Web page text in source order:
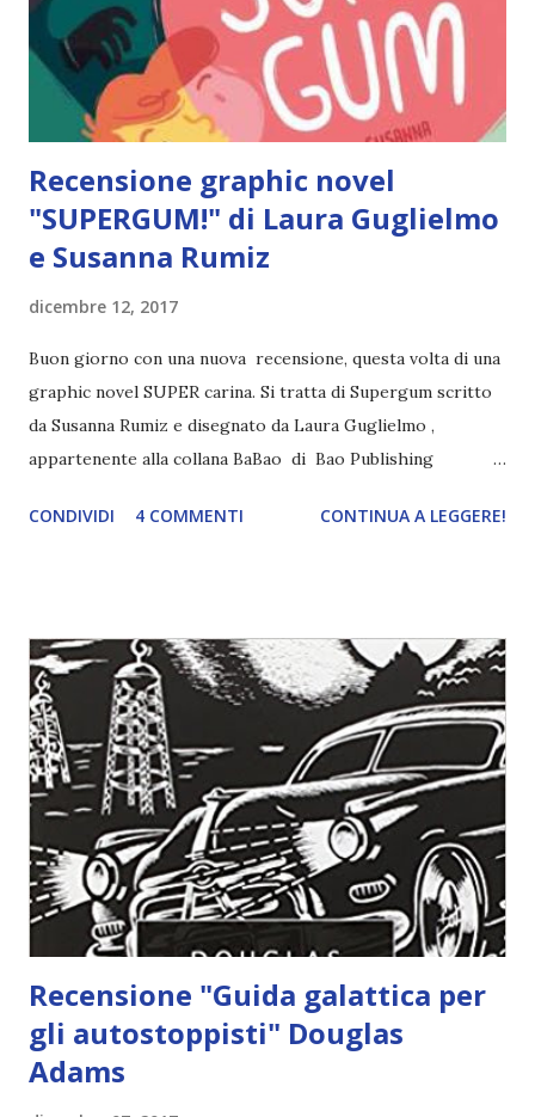
questa è una lista indicativa per aiutarmi a scegliere la
nuova lettura, non è detto che io debba seguirla per forza,
quindi i miei piani potrebbero cambiare (tra l'altro questo è
Recensione graphic novel
"SUPERGUM!" di Laura Guglielmo
e Susanna Rumiz
dicembre 12, 2017
Buon giorno con una nuova recensione, questa volta di una
graphic novel SUPER carina. Si tratta di Supergum scritto
da Susanna Rumiz e disegnato da Laura Guglielmo ,
appartenente alla collana BaBao di Bao Publishing
Susanna Rumiz. Pag. 72, età di lettura: 7+ compralo su
Benvenuti alla prima avventura di Supergum! Preparatevi a
restare appiccicati alla poltrona! Età di lettura: da 7 anni.
Recensione "SUPERGUM!" di Laura Guglielmo e Susanna
Rumiz Forse sono un po' cresciuta per apprezzare al cento
percento queste avventure, ciononostante a me non
dispiace per niente dedicarmi a libri per più piccoli, specie
quando sono graphic novel, fonte di ispirazione per il
grafico che è in me. Supergum è la storia di Gianluca, ...
CONDIVIDI 4 COMMENTI CONTINUA A LEGGERE!
Recensione "Guida galattica per
gli autostoppisti" Douglas
Adams